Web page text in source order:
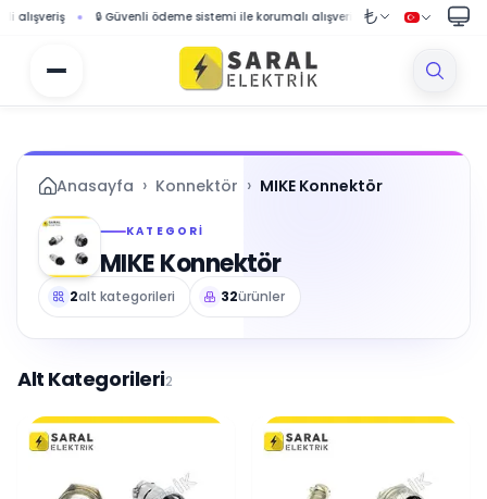
ödeme sistemi ile korumalı alışveriş 🚚 1000 TL ve üzeri siparişlerde ücretsiz
Anasayfa › Konnektör › MIKE Konnektör
KATEGORI
MIKE Konnektör
2alt kategorileri 32ürünler
Alt Kategorileri2